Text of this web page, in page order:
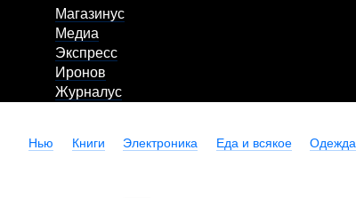
Магазинус
Медиа
Экспресс
Иронов
Журналус
Нью Книги Электроника Еда и всякое Одежда